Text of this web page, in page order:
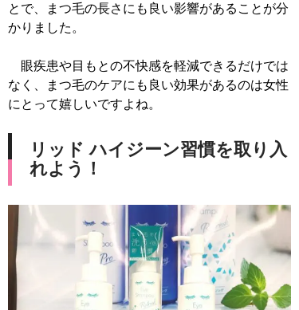
とで、まつ毛の長さにも良い影響があることが分
かりました。
眼疾患や目もとの不快感を軽減できるだけでは
なく、まつ毛のケアにも良い効果があるのは女性
にとって嬉しいですよね。
リッド ハイジーン習慣を取り入
れよう！